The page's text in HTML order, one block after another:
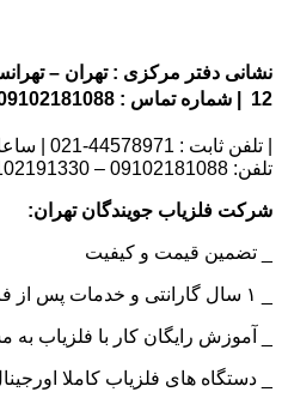
دفتر مرکزی : تهران – تهرانسر-
| ساعات تماس همه روزه 9 الی 18
فلزیاب جویندگان تهران:
قیمت و کیفیت
رایگان کار با فلزیاب به
های فلزیاب کاملا اورجینال